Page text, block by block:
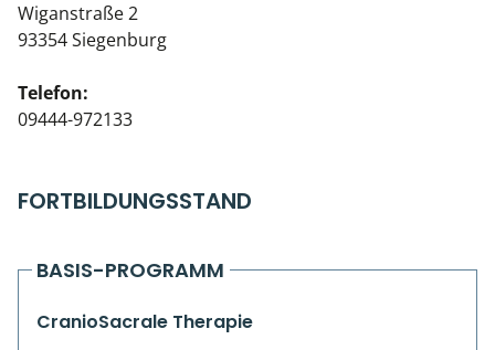
Wiganstraße 2
93354 Siegenburg
Telefon:
09444-972133
FORTBILDUNGSSTAND
BASIS-PROGRAMM
CranioSacrale Therapie
Klinische & Praktische Kurse
Live Online-Kurse